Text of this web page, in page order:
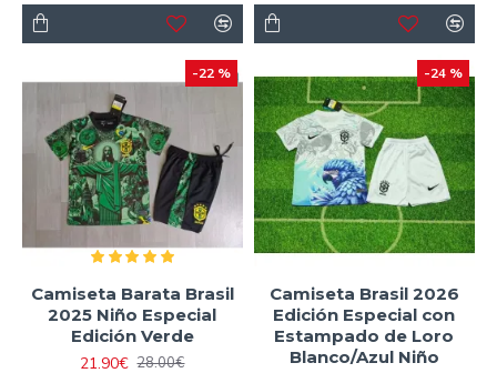
-22 %
Camiseta Barata Brasil
2025 Niño Especial
Edición Verde
21.90€ 28.00€
-24 %
Camiseta Brasil 2026
Edición Especial con
Estampado de Loro
Blanco/Azul Niño